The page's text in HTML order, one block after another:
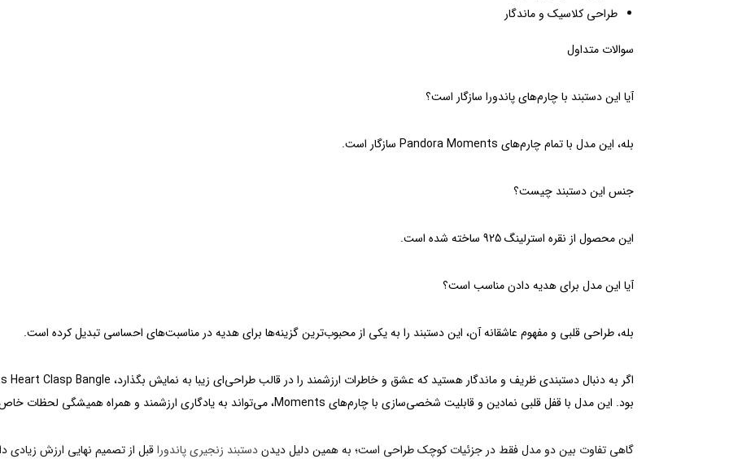
طراحی کلاسیک و ماندگار
سوالات متداول
آیا این دستبند با چارم‌های پاندورا سازگار است؟
بله، این مدل با تمام چارم‌های Pandora Moments سازگار است.
جنس این دستبند چیست؟
این محصول از نقره استرلینگ 925 ساخته شده است.
آیا این مدل برای هدیه دادن مناسب است؟
بله، طراحی قلبی و مفهوم عاشقانه آن، این دستبند را به یکی از محبوب‌ترین گزینه‌ها برای هدیه در مناسبت‌های احساسی تبدیل کرده است.
بود. این مدل با قفل قلبی نمادین و قابلیت شخصی‌سازی با چارم‌های Moments، می‌تواند به یادگاری ارزشمند و همراه همیشگی لحظات خاص زندگی شما تبدیل شود.
گاهی تفاوت بین دو مدل فقط در جزئیات کوچک طراحی است؛ به همین دلیل دیدندستبند زنجیری پاندوراقبل از تصمیم نهایی ارزش زیادی